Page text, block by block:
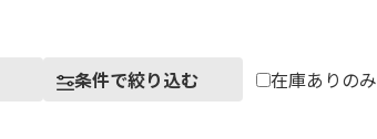
条件で絞り込む 在庫ありのみ